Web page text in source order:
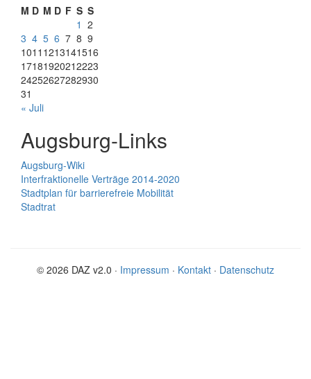
M D M D F S S
1 2
3 4 5 6 7 8 9
1011 1213141516
17181920212223
24252627282930
31
« Juli
Augsburg-Links
Augsburg-Wiki
Interfraktionelle Verträge 2014-2020
Stadtplan für barrierefreie Mobilität
Stadtrat
© 2026 DAZ v2.0 · Impressum · Kontakt · Datenschutz